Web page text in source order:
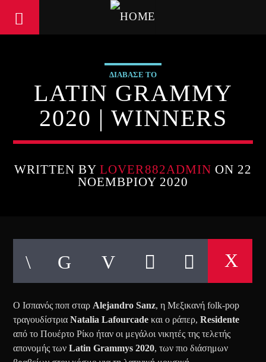
ΔΙΑΒΑΣΕ ΤΟ
LATIN GRAMMY
2020 | WINNERS
WRITTEN BYLOVER882ADMIN ON 22
ΝΟΕΜΒΡΊΟΥ 2020
Ο Ισπανός ποπ σταρ Alejandro Sanz, η Μεξικανή folk-pop
τραγουδίστριαNatalia Lafourcade και ο ράπερ,Residente
από το Πουέρτο Ρίκο ήταν οι μεγάλοι νικητές της τελετής
απονομής τωνLatin Grammys 2020, των πιο διάσημων